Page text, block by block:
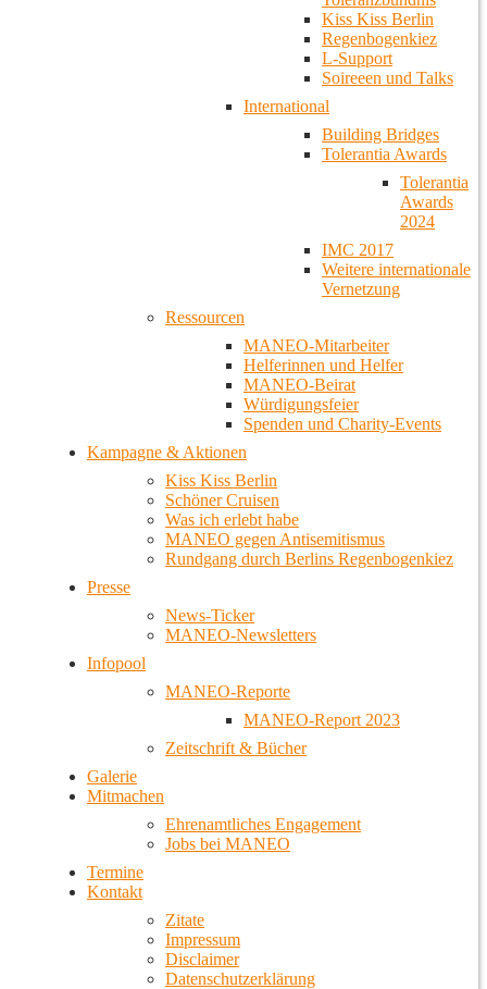
Kiss Kiss Berlin
Regenbogenkiez
L-Support
Soireeen und Talks
International
Building Bridges
Tolerantia Awards
Tolerantia
Awards
2024
IMC 2017
Weitere internationale
Vernetzung
Ressourcen
MANEO-Mitarbeiter
Helferinnen und Helfer
MANEO-Beirat
Würdigungsfeier
Spenden und Charity-Events
Kampagne & Aktionen
Kiss Kiss Berlin
Schöner Cruisen
Was ich erlebt habe
MANEO gegen Antisemitismus
Rundgang durch Berlins Regenbogenkiez
Presse
News-Ticker
MANEO-Newsletters
Infopool
MANEO-Reporte
MANEO-Report 2023
Zeitschrift & Bücher
Galerie
Mitmachen
Ehrenamtliches Engagement
Jobs bei MANEO
Termine
Kontakt
Zitate
Impressum
Disclaimer
Datenschutzerklärung